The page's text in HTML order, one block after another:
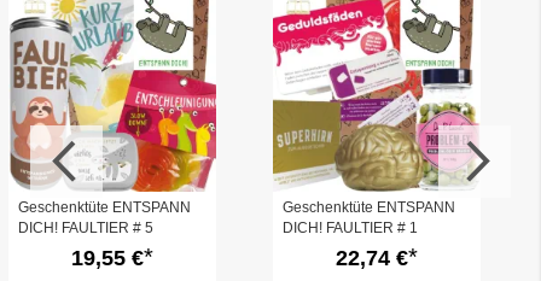
Geschenktüte ENTSPANN
DICH! FAULTIER # 5
19,55 €
Geschenktüte ENTSPANN
DICH! FAULTIER # 1
22,74 €